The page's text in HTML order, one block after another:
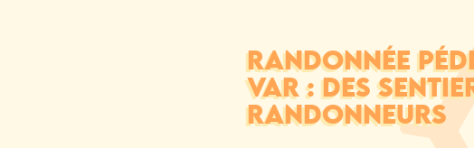
RANDONNÉE
VAR : DES
RANDONNEURS